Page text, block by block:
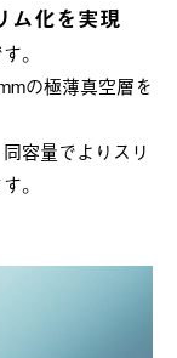
ム化を実現
。
の極薄真空層を
容量でよりスリ
。